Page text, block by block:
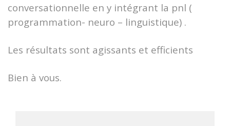
conversationnelle en y intégrant la pnl (
programmation- neuro – linguistique) .
Les résultats sont agissants et efficients
Bien à vous.